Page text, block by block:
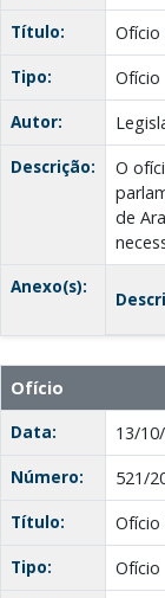
Título:
Ofício
Tipo:
Ofício
Autor:
Descrição:
O
de
Anexo(s):
Ofício
Data:
13/
Número:
521/
Título:
Ofício
Tipo:
Ofício